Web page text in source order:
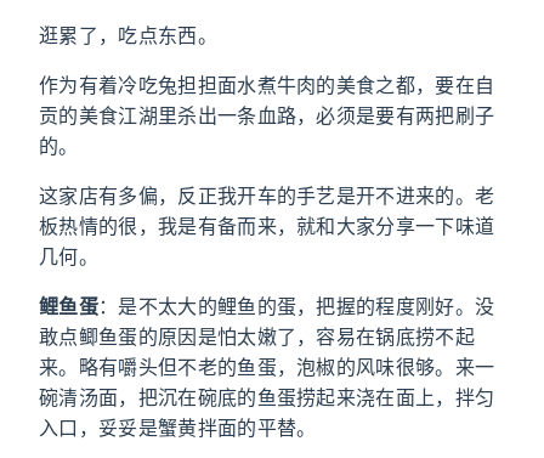
逛累了，吃点东西。
作为有着冷吃兔担担面水煮牛肉的美食之都，要在自
贡的美食江湖里杀出一条血路，必须是要有两把刷子
的。
这家店有多偏，反正我开车的手艺是开不进来的。老
板热情的很，我是有备而来，就和大家分享一下味道
几何。
鲤鱼蛋：是不太大的鲤鱼的蛋，把握的程度刚好。没
敢点鲫鱼蛋的原因是怕太嫩了，容易在锅底捞不起
来。略有嚼头但不老的鱼蛋，泡椒的风味很够。来一
碗清汤面，把沉在碗底的鱼蛋捞起来浇在面上，拌匀
入口，妥妥是蟹黄拌面的平替。